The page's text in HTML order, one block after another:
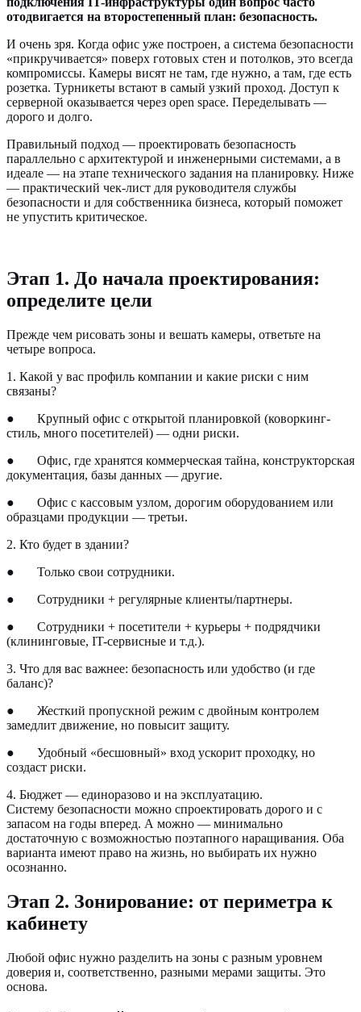
отодвигается на второстепенный план: безопасность.
И очень зря. Когда офис уже построен, а система безопасности
«прикручивается» поверх готовых стен и потолков, это всегда
компромиссы. Камеры висят не там, где нужно, а там, где есть
розетка. Турникеты встают в самый узкий проход. Доступ к
серверной оказывается через open space. Переделывать —
дорого и долго.
Правильный подход — проектировать безопасность
параллельно с архитектурой и инженерными системами, а в
идеале — на этапе технического задания на планировку. Ниже
— практический чек-лист для руководителя службы
безопасности и для собственника бизнеса, который поможет
не упустить критическое.
Этап 1. До начала проектирования:
определите цели
Прежде чем рисовать зоны и вешать камеры, ответьте на
четыре вопроса.
1. Какой у вас профиль компании и какие риски с ним
связаны?
● Крупный офис с открытой планировкой (коворкинг-
стиль, много посетителей) — одни риски.
● Офис, где хранятся коммерческая тайна, конструкторская
документация, базы данных — другие.
● Офис с кассовым узлом, дорогим оборудованием или
образцами продукции — третьи.
2. Кто будет в здании?
● Только свои сотрудники.
● Сотрудники + регулярные клиенты/партнеры.
● Сотрудники + посетители + курьеры + подрядчики
(клининговые, IT-сервисные и т.д.).
3. Что для вас важнее: безопасность или удобство (и где
баланс)?
● Жесткий пропускной режим с двойным контролем
замедлит движение, но повысит защиту.
● Удобный «бесшовный» вход ускорит проходку, но
создаст риски.
4. Бюджет — единоразово и на эксплуатацию.
Систему безопасности можно спроектировать дорого и с
запасом на годы вперед. А можно — минимально
достаточную с возможностью поэтапного наращивания. Оба
варианта имеют право на жизнь, но выбирать их нужно
осознанно.
Этап 2. Зонирование: от периметра к
кабинету
Любой офис нужно разделить на зоны с разным уровнем
доверия и, соответственно, разными мерами защиты. Это
основа.